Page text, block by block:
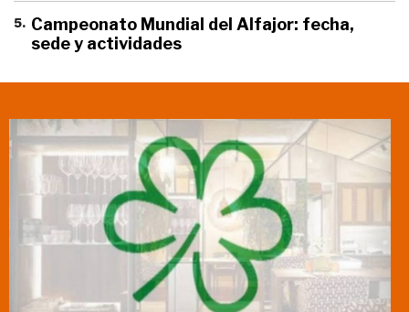
5. Campeonato Mundial del Alfajor: fecha,
sede y actividades